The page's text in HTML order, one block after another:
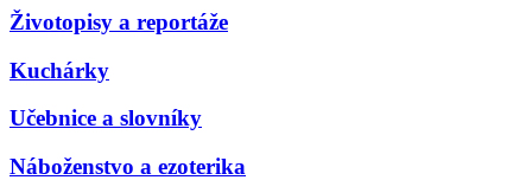
Životopisy a reportáže
Kuchárky
Učebnice a slovníky
Náboženstvo a ezoterika